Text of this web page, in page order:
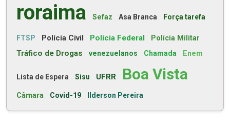
roraima Sefaz Asa Branca Força tarefa
FTSP Polícia Civil Polícia Federal Polícia Militar
Tráfico de Drogas venezuelanos Chamada Enem
Lista de Espera Sisu UFRR Boa Vista
Câmara Covid-19 Ilderson Pereira